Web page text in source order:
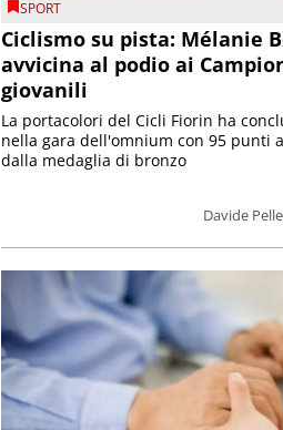
SPORT
Ciclismo su pista: Mélanie
avvicina al podio ai
giovanili
Davide
La portacolori del Cicli Fiorin ha
nella gara dell'omnium con 95 punti
dalla medaglia di bronzo